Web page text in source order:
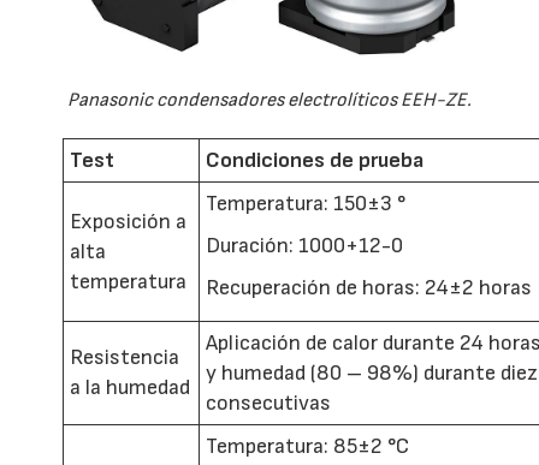
Panasonic condensadores electrolíticos EEH-ZE.
Test Condiciones de prueba
Exposición a
alta
temperatura
Temperatura: 150±3 °
Duración: 1000+12-0
Recuperación de horas: 24±2 horas
Resistencia
a la humedad
Aplicación de calor durante 24
y humedad (80 – 98%) durante
consecutivas
Temperatura: 85±2 °C